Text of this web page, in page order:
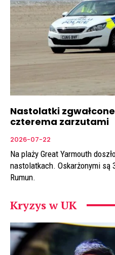
Nastolatki
czterema zarzutami
2026-07-22
Na plaży Great Yarmouth
nastolatkach. Oskarżonymi są
Rumun.
Kryzys w UK